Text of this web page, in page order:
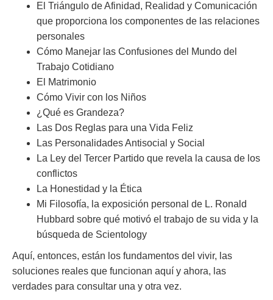
El Triángulo de Afinidad, Realidad y Comunicación
que proporciona los componentes de las relaciones
personales
Cómo Manejar las Confusiones del Mundo del
Trabajo Cotidiano
El Matrimonio
Cómo Vivir con los Niños
¿Qué es Grandeza?
Las Dos Reglas para una Vida Feliz
Las Personalidades Antisocial y Social
La Ley del Tercer Partido que revela la causa de los
conflictos
La Honestidad y la Ética
Mi Filosofía, la exposición personal de L. Ronald
Hubbard sobre qué motivó el trabajo de su vida y la
búsqueda de Scientology
Aquí, entonces, están los fundamentos del vivir, las
soluciones reales que funcionan aquí y ahora, las
verdades para consultar una y otra vez.